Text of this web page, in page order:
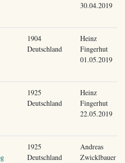
30.04.2019
1904
Deutschland
Heinz
Fingerhut
01.05.2019
1925
Deutschland
Heinz
Fingerhut
22.05.2019
1925
Deutschland
Andreas
Zwicklbauer